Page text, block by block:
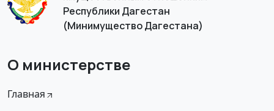
Республики Дагестан
(Минимущество Дагестана)
О министерстве
Главная